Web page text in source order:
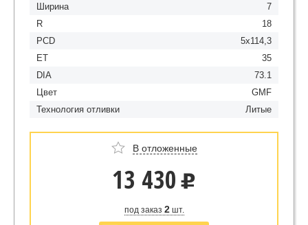
Ширина
7
R
18
PCD
5x114,3
ET
35
DIA
73.1
Цвет
GMF
Технология отливки
Литые
В отложенные
13 430 u
под заказ 2шт.